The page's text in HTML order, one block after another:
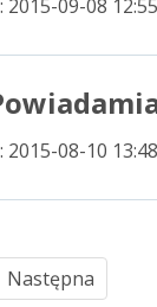
09-08
08-10
Następna